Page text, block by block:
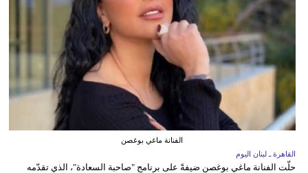
الفنانة ماغي بوغصن
القاهرة ـ لبنان اليوم
حلّت الفنانة ماغي بوغصن ضيفةً على برنامج "صاحبة السعادة"، الذي تقدّمه